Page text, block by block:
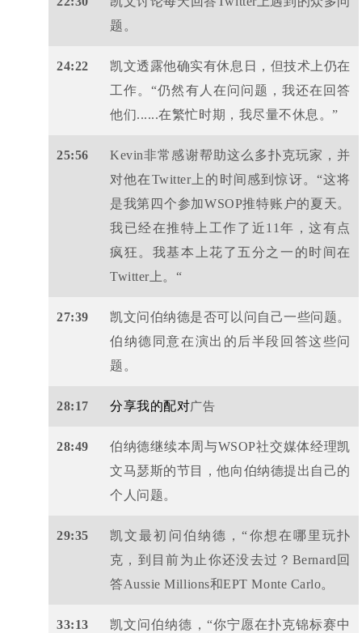
题。
24:22
凯文透露他确实有休息日，但技术上仍在
工作。“仍然有人在问问题，我还在回答
他们......在繁忙时期，我尽量不休息。”
25:56
Kevin非常感谢帮助这么多扑克玩家，并
对他在Twitter上的时间感到惊讶。“这将
是我第四个参加WSOP推特账户的夏天。
我已经在推特上工作了近11年，这有点
疯狂。我基本上花了五分之一的时间在
Twitter上。“
27:39
凯文问伯纳德是否可以问自己一些问题。
伯纳德同意在演出的后半段回答这些问
题。
28:17 分享我的配对广告
28:49
伯纳德继续本周与WSOP社交媒体经理凯
文马瑟斯的节目，他向伯纳德提出自己的
个人问题。
29:35
凯文最初问伯纳德，“你想在哪里玩扑
克，到目前为止你还没去过？Bernard回
答Aussie Millions和EPT Monte Carlo。
33:13
凯文问伯纳德，“你宁愿在扑克锦标赛中